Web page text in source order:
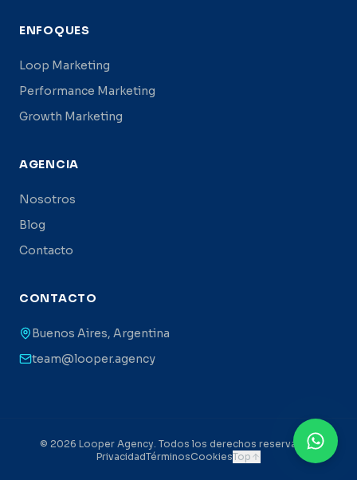
ENFOQUES
Loop Marketing
Performance Marketing
Growth Marketing
AGENCIA
Nosotros
Blog
Contacto
CONTACTO
Buenos Aires, Argentina
team@looper.agency
© 2026 Looper Agency. Todos los derechos reservados.
PrivacidadTérminosCookiesTop